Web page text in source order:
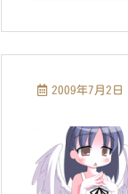
2009年7月2日